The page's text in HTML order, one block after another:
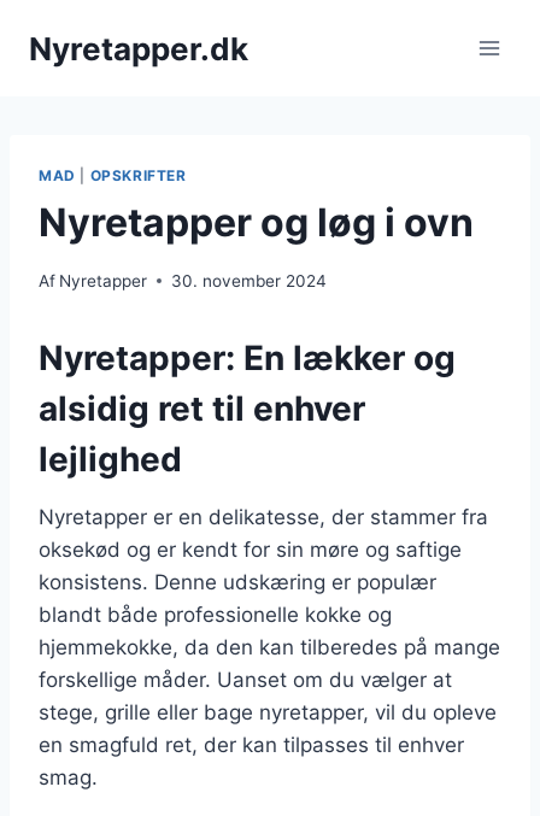
Nyretapper.dk
MAD OPSKRIFTER
Nyretapper og løg i ovn
Af Nyretapper 30. november 2024
Nyretapper: En lækker og
alsidig ret til enhver
lejlighed
Nyretapper er en delikatesse, der stammer fra
oksekød og er kendt for sin møre og saftige
konsistens. Denne udskæring er populær
blandt både professionelle kokke og
hjemmekokke, da den kan tilberedes på mange
forskellige måder. Uanset om du vælger at
stege, grille eller bage nyretapper, vil du opleve
en smagfuld ret, der kan tilpasses til enhver
smag.